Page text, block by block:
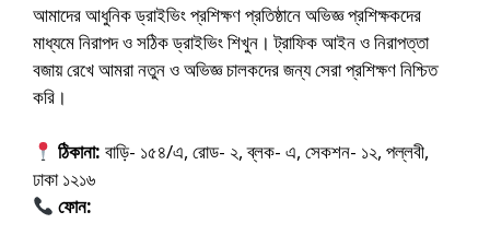
আমাদের আধুনিক ড্রাইভিং প্রশিক্ষণ প্রতিষ্ঠানে অভিজ্ঞ প্রশিক্ষকদের
মাধ্যমে নিরাপদ ও সঠিক ড্রাইভিং শিখুন। ট্রাফিক আইন ও নিরাপত্তা
বজায় রেখে আমরা নতুন ও অভিজ্ঞ চালকদের জন্য সেরা প্রশিক্ষণ নিশ্চিত
করি।
ঠিকানা: বাড়ি- ১৫৪/এ, রোড- ২, ব্লক- এ, সেকশন- ১২, পল্লবী,
ঢাকা ১২১৬
ফোন: